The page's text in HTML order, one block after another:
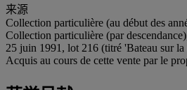
来源
Collection particulière (au début des
Collection particulière (par
25 juin 1991, lot 216 (titré 'Bateau sur la
Acquis au cours de cette vente par le